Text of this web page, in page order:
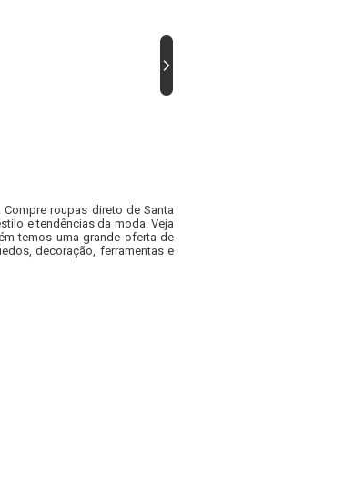
. Compre roupas direto de Santa
e tendências da moda. Veja
temos uma grande oferta de
decoração, ferramentas e